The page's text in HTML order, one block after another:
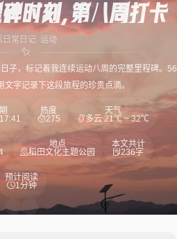
时刻，第八周打卡
日常 日记 运动
子，标记着我连续运动八周的完整里程碑。56
字记录下这段旅程的珍贵点滴。
热度
275
天气
多云 21℃ ~ 32℃
地点
稻田文化主题公园
本文共计
236字
预计阅读
1分钟